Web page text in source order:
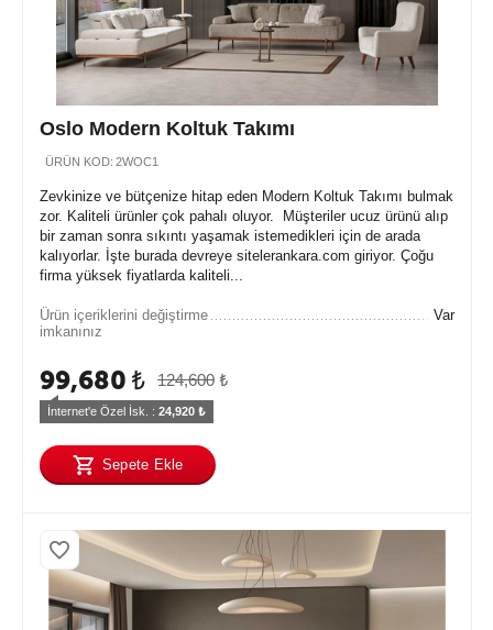
Oslo Modern Koltuk Takımı
ÜRÜN KOD: 2WOC1
Zevkinize ve bütçenize hitap eden Modern Koltuk Takımı bulmak
zor. Kaliteli ürünler çok pahalı oluyor. Müşteriler ucuz ürünü alıp
bir zaman sonra sıkıntı yaşamak istemedikleri için de arada
kalıyorlar. İşte burada devreye sitelerankara.com giriyor. Çoğu
firma yüksek fiyatlarda kaliteli...
Ürün içeriklerini değiştirme
imkanınız
Var
124,600 ₺
99,680 ₺
İnternet'e Özel İsk. : 24,920 ₺
Sepete Ekle